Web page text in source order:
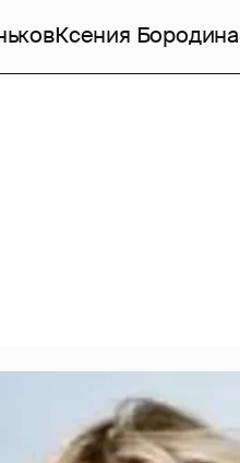
Ксения Бородина